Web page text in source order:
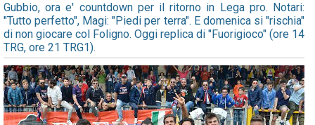
Gubbio, ora e' countdown per il ritorno in Lega pro. Notari:
"Tutto perfetto", Magi: "Piedi per terra". E domenica si "rischia"
di non giocare col Foligno. Oggi replica di "Fuorigioco" (ore 14
TRG, ore 21 TRG1).